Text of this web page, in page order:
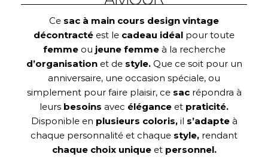
Ce sac à main cours design vintage
décontracté est le cadeau idéal pour toute
femmeou jeune femmeà la recherche
d’organisationet de style.Que ce soit pour un
anniversaire, une occasion spéciale, ou
simplement pour faire plaisir, ce sacrépondra à
leurs besoins avec élégance et praticité.
Disponible en plusieurs coloris,il s’adapteà
chaque personnalité et chaque style, rendant
chaque choix uniqueet personnel.